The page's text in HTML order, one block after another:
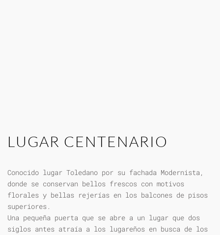
LUGAR CENTENARIO
Conocido lugar Toledano por su fachada Modernista,
donde se conservan bellos frescos con motivos
florales y bellas rejerías en los balcones de pisos
superiores.
Una pequeña puerta que se abre a un lugar que dos
siglos antes atraía a los lugareños en busca de los